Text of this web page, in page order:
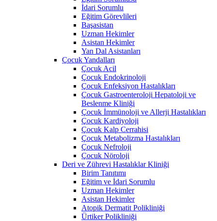
İdari Sorumlu
Eğitim Görevlileri
Başasistan
Uzman Hekimler
Asistan Hekimler
Yan Dal Asistanları
Çocuk Yandalları
Çocuk Acil
Çocuk Endokrinoloji
Çocuk Enfeksiyon Hastalıkları
Çocuk Gastroenteroloji Hepatoloji ve
Beslenme Kliniği
Çocuk İmmünoloji ve Allerji Hastalıkları
Çocuk Kardiyoloji
Çocuk Kalp Cerrahisi
Çocuk Metabolizma Hastalıkları
Çocuk Nefroloji
Çocuk Nöroloji
Deri ve Zührevi Hastalıklar Kliniği
Birim Tanıtımı
Eğitim ve İdari Sorumlu
Uzman Hekimler
Asistan Hekimler
Atopik Dermatit Polikliniği
Ürtiker Polikliniği